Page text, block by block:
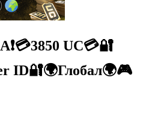
UC💳🔐
ID🔐🌍Глобал🌍🎮